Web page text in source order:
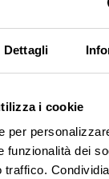
Dettagli
i cookie
per
funzionalità dei
traffico.
e non
Paine, aka
«un po’
«I Saw the TV
di genere
di Pink